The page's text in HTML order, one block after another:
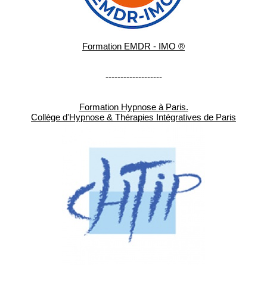
Formation EMDR - IMO ®
-------------------
Formation Hypnose à Paris.
Collège d'Hypnose & Thérapies Intégratives de Paris